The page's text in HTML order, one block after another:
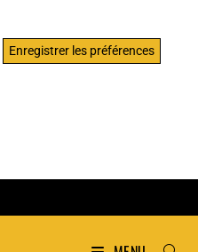
Enregistrer les préférences